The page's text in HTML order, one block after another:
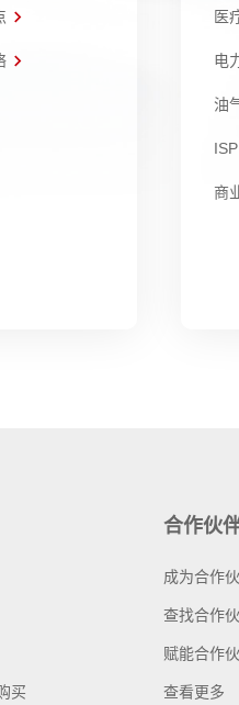
医
电
油
ISP
商
买
合作伙
成为合作
查找合作
赋能合作
查看更多